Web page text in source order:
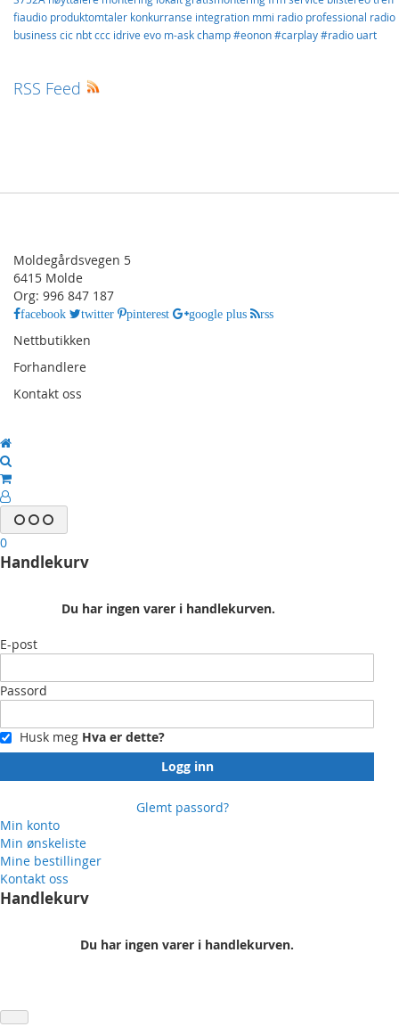
fiaudio produktomtaler konkurranse integration mmi radio professional radio
business cic nbtccc idrive evo m-askchamp#eonon#carplay#radio uart
RSS Feed
Moldegårdsvegen 5
6415 Molde
Org: 996 847 187
facebook twitter pinterest google plus rss
Nettbutikken
Forhandlere
Kontakt oss
0
Handlekurv
Du har ingen varer i handlekurven.
E-post
Passord
Husk meg Hva er dette?
Logg inn
Glemt passord?
Min konto
Min ønskeliste
Mine bestillinger
Kontakt oss
Handlekurv
Du har ingen varer i handlekurven.